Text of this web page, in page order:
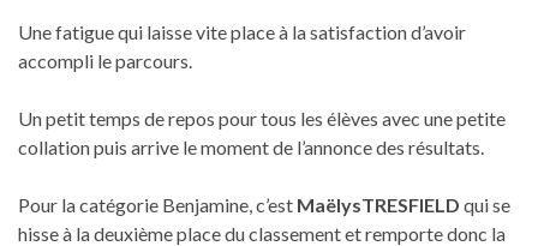
Une fatigue qui laisse vite place à la satisfaction d’avoir
accompli le parcours.
Un petit temps de repos pour tous les élèves avec une petite
collation puis arrive le moment de l’annonce des résultats.
Pour la catégorie Benjamine, c’est MaëlysTRESFIELD qui se
hisse à la deuxième place du classement et remporte donc la